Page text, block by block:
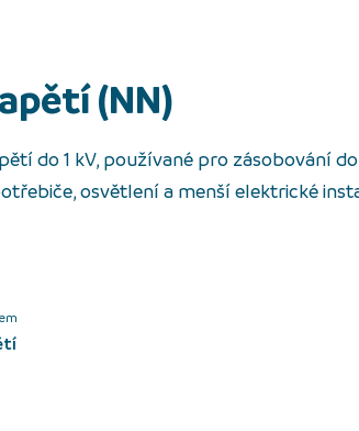
(NN)
do 1 kV, používané pro zásobování
osvětlení a menší elektrické